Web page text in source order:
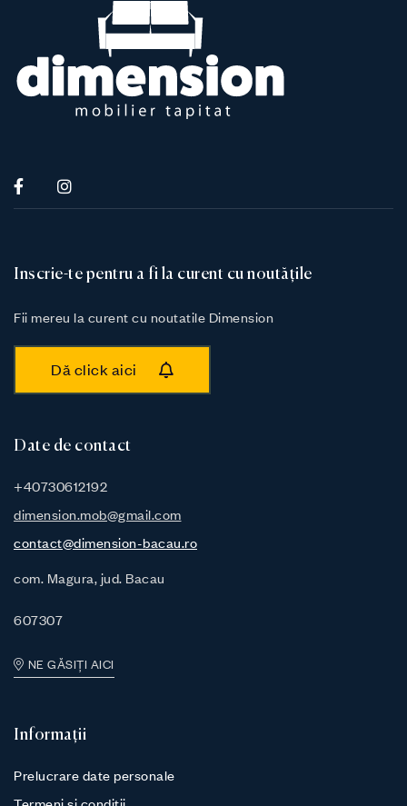
Inscrie-te pentru a fi la curent cu noutățile
Fii mereu la curent cu noutatile Dimension
Dă click aici
Date de contact
+40730612192
dimension.mob@gmail.com
contact@dimension-bacau.ro
com. Magura, jud. Bacau
607307
NE GĂSIȚI AICI
Informații
Prelucrare date personale